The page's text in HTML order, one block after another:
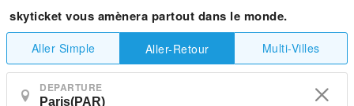
skyticket vous amènera partout dans le monde.
Aller Simple Aller-Retour Multi-Villes
DEPARTURE